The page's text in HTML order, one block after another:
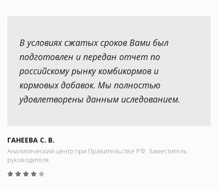
В условиях сжатых сроков Вами был
подготовлен и передан отчет по
российскому рынку комбикормов и
кормовых добавок. Мы полностью
удовлетворены данным иследованием.
ГАНЕЕВА С. В.
Аналитический центр при Правительстве РФ, Заместитель
руководителя